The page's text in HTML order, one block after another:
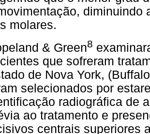
diminuindo
molares.
& Green8
que sofreram
de Nova York,
selecionados por
radiográfica de
ao tratamento e
centrais superiores